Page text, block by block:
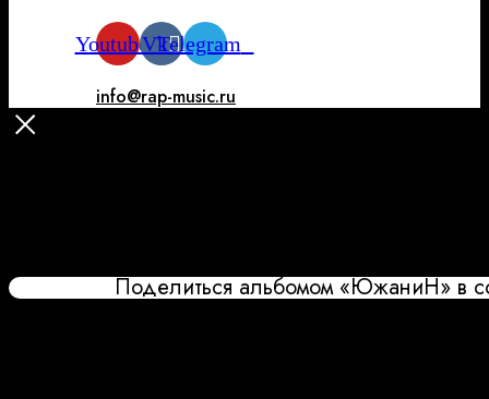
YoutubeVkTelegram
info@rap-music.ru
Поделиться альбомом «ЮжаниН» в